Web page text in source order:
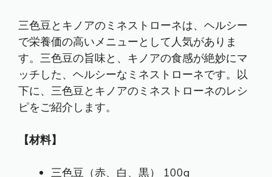
三色豆とキノアのミネストローネは、ヘルシー
で栄養価の高いメニューとして人気がありま
す。三色豆の旨味と、キノアの食感が絶妙にマ
ッチした、ヘルシーなミネストローネです。以
下に、三色豆とキノアのミネストローネのレシ
ピをご紹介します。
【材料】
三色豆（赤、白、黒） 100g